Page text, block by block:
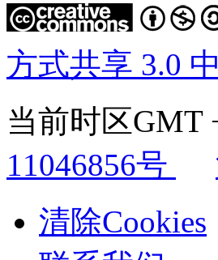
方式共享 3.0
当前时区GMT
11046856号
清除Cookies